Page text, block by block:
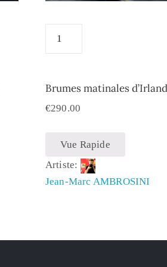
Brumes matinales
€290.00
Vue Rapide
Artiste:
Jean-Marc AMBROSINI